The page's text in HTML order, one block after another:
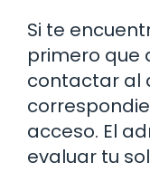
Si te
primero que
contactar al
acceso. El
evaluar tu